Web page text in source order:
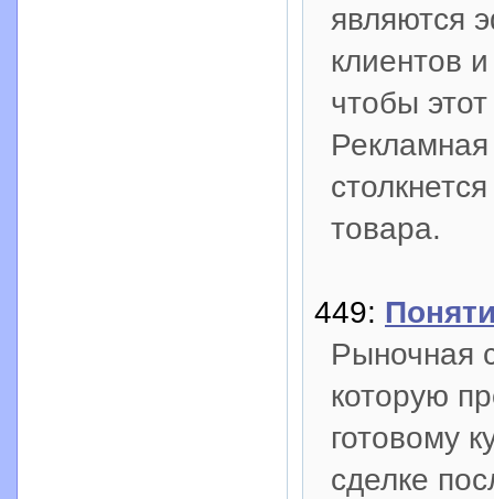
являются
клиентов
чтобы
товара.
449:
Рыночная
которую
готовому
сделке